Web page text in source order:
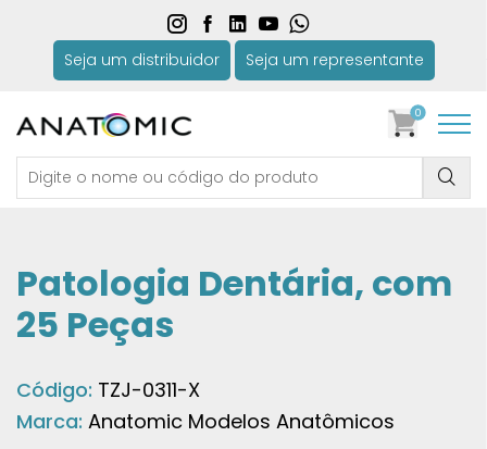
Seja um distribuidor Seja um representante
0
Patologia Dentária, com
25 Peças
Código: TZJ-0311-X
Marca: Anatomic Modelos Anatômicos